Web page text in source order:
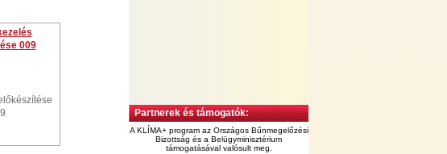
Partnerek és támogatók:
A KLÍMA+ program az Országos Bűnmegelőzési
Bizottság és a Belügyminisztérium
támogatásával valósult meg.